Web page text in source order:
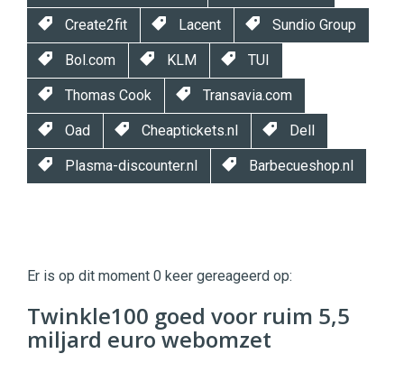
Create2fit Lacent Sundio Group
Bol.com KLM TUI
Thomas Cook Transavia.com
Oad Cheaptickets.nl Dell
Plasma-discounter.nl Barbecueshop.nl
|
Digital
Commercehttps://twinklemagazine.nl
96 54
Er is op dit moment 0 keer gereageerd op:
Twinkle100 goed voor ruim 5,5
miljard euro webomzet